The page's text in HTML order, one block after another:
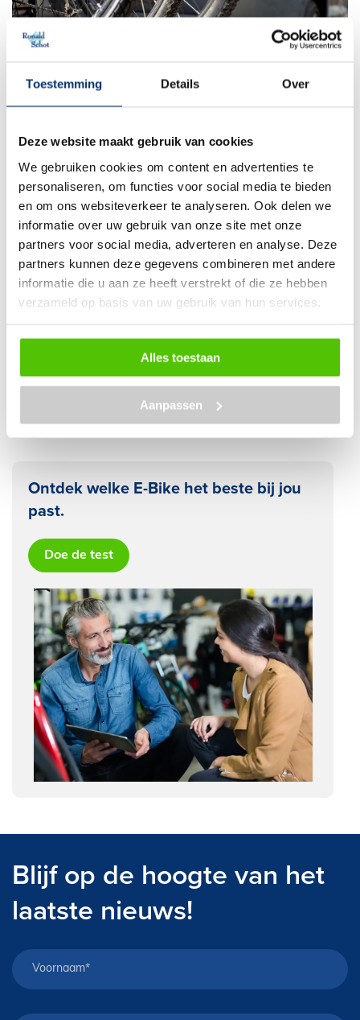
Toestemming Details Over
Deze website maakt gebruik van cookies
We gebruiken cookies om content en advertenties te
personaliseren, om functies voor social media te bieden
en om ons websiteverkeer te analyseren. Ook delen we
informatie over uw gebruik van onze site met onze
partners voor social media, adverteren en analyse. Deze
partners kunnen deze gegevens combineren met andere
informatie die u aan ze heeft verstrekt of die ze hebben
verzameld op basis van uw gebruik van hun services.
Alles toestaan
Aanpassen
stappenplan
28 november 2025
Fietsaccu brand voorkomen
Lees blog
Ontdek welke E-Bike het beste bij jou
past.
Doe de test
Blijf op de hoogte van het
laatste nieuws!